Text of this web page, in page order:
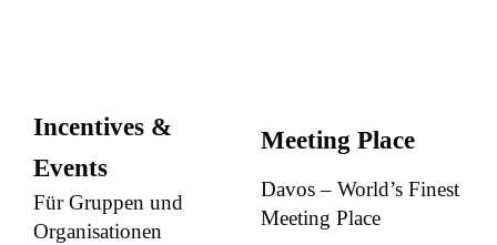
Incentives &
Events
Für Gruppen und
Organisationen
Meeting Place
Davos – World’s Finest
Meeting Place